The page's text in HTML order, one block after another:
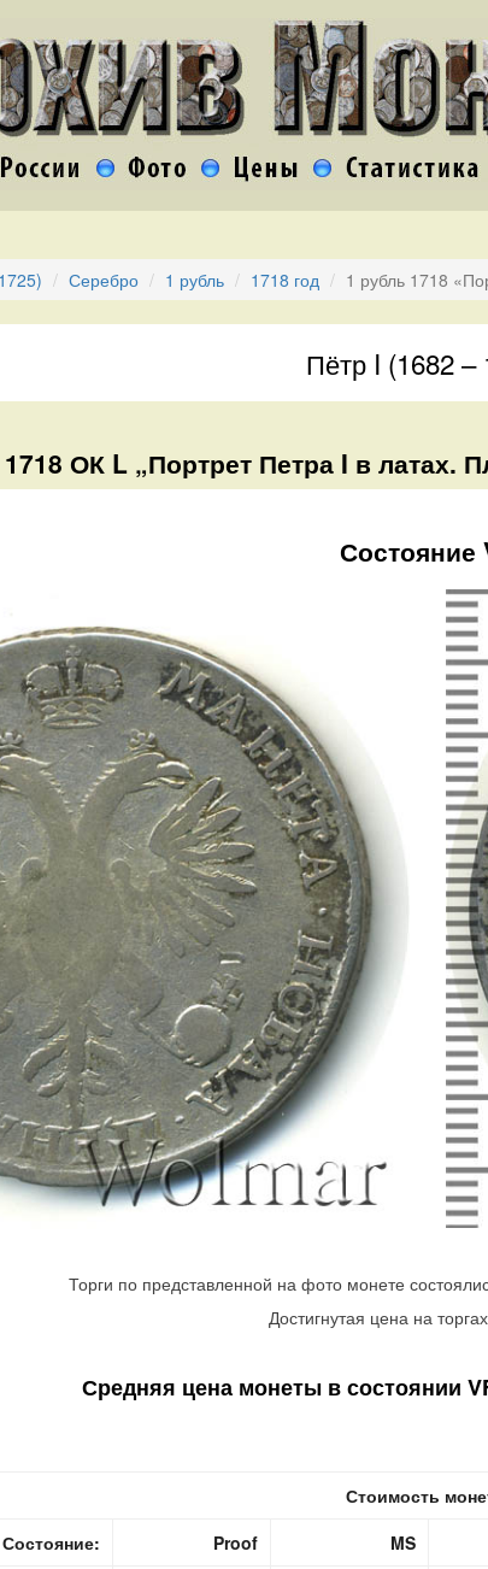
Серебро 1 рубль 1718 год 1 рубль 1718
Пётр I (1682 –
ОК L „Портрет Петра I в латах.
Состояние
Торги по представленной на фото монете
Достигнутая цена на
Средняя цена монеты в состоянии
Стоимость
Состояние:
Proof MS